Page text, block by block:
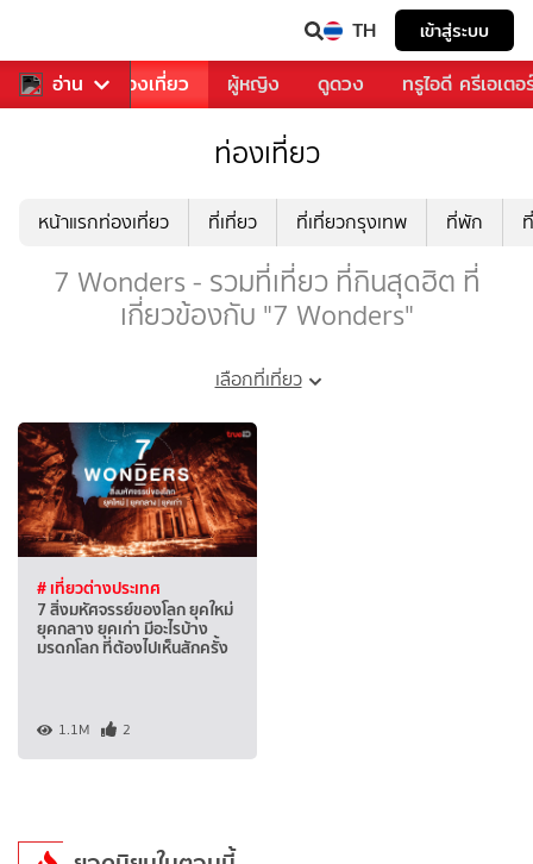
TH เข้าสู่ระบบ
อ่าน
อาหาร ท่องเที่ยว ผู้หญิง ดูดวง ทรูไอดี ครีเอเตอ
ท่องเที่ยว
หน้าแรกท่องเที่ยว ที่เที่ยว ที่เที่ยวกรุงเทพ ที่พัก
7 Wonders - รวมที่เที่ยว ที่กินสุดฮิต ที่
เกี่ยวข้องกับ "7 Wonders"
เลือกที่เที่ยว
# เที่ยวต่างประเทศ
7 สิ่งมหัศจรรย์ของโลก ยุคใหม่
ยุคกลาง ยุคเก่า มีอะไรบ้าง
มรดกโลก ที่ต้องไปเห็นสักครั้ง
1.1M 2